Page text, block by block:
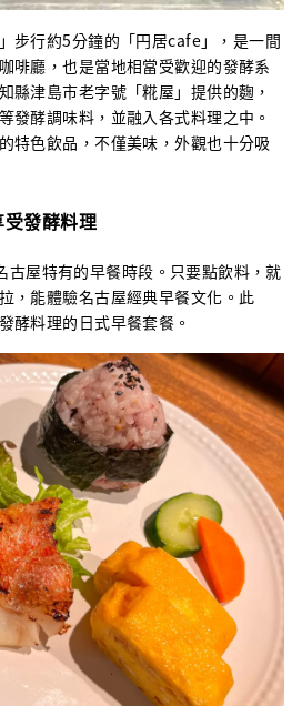
步行約5分鐘的「円居cafe」，是一間
啡廳，也是當地相當受歡迎的發酵系
縣津島市老字號「糀屋」提供的麴，
發酵調味料，並融入各式料理之中。
特色飲品，不僅美味，外觀也十分吸
發酵料理
屋特有的早餐時段。只要點飲料，就
，能體驗名古屋經典早餐文化。此
酵料理的日式早餐套餐。